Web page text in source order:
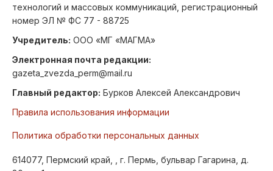
технологий и массовых коммуникаций, регистрационный
номер ЭЛ № ФС 77 - 88725
Учредитель: ООО «МГ «МАГМА»
Электронная почта редакции:
gazeta_zvezda_perm@mail.ru
Главный редактор: Бурков Алексей Александрович
Правила использования информации
Политика обработки персональных данных
614077, Пермский край, , г. Пермь, бульвар Гагарина, д.